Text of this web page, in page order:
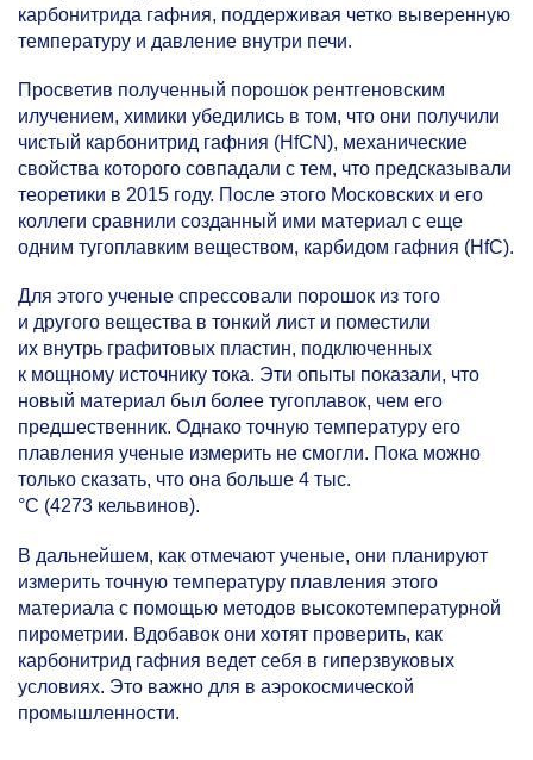
карбонитрида гафния, поддерживая четко выверенную
температуру и давление внутри печи.
Просветив полученный порошок рентгеновским
илучением, химики убедились в том, что они получили
чистый карбонитрид гафния (HfCN), механические
свойства которого совпадали с тем, что предсказывали
теоретики в 2015 году. После этого Московских и его
коллеги сравнили созданный ими материал с еще
одним тугоплавким веществом, карбидом гафния (HfC).
Для этого ученые спрессовали порошок из того
и другого вещества в тонкий лист и поместили
их внутрь графитовых пластин, подключенных
к мощному источнику тока. Эти опыты показали, что
новый материал был более тугоплавок, чем его
предшественник. Однако точную температуру его
плавления ученые измерить не смогли. Пока можно
только сказать, что она больше 4 тыс.
°С (4273 кельвинов).
В дальнейшем, как отмечают ученые, они планируют
измерить точную температуру плавления этого
материала с помощью методов высокотемпературной
пирометрии. Вдобавок они хотят проверить, как
карбонитрид гафния ведет себя в гиперзвуковых
условиях. Это важно для в аэрокосмической
промышленности.